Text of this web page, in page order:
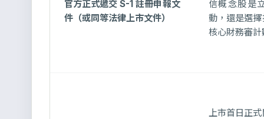
官方正式遞交 S-1 註冊申報文
件（或同等法律上市文件）
信概念股是
動，還是選
核心財務審
上市首日正